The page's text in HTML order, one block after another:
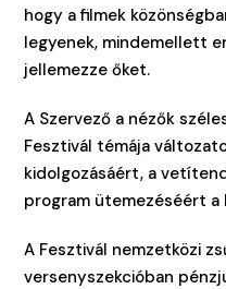
hogy a filmek
legyenek, mindemellett
jellemezze őket.
A Szervező a nézők
Fesztivál témája
kidolgozásáért, a
program ütemezéséért a
A Fesztivál nemzetközi
versenyszekcióban